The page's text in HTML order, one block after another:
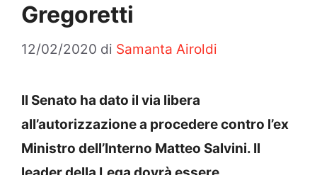
Gregoretti
12/02/2020 di Samanta Airoldi
Il Senato ha dato il via libera
all’autorizzazione a procedere contro l’ex
Ministro dell’Interno Matteo Salvini. Il